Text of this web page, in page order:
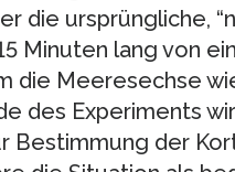
die ursprüngliche,
Minuten lang von
die Meeresechse
des Experiments
Bestimmung der